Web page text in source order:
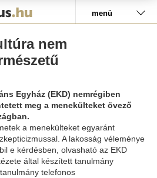
menü
nem
Egyház (EKD) nemrégiben
meg a menekülteket övező
a menekülteket egyaránt
A lakosság véleménye
e kérdésben, olvasható az EKD
által készített tanulmány
telefonos